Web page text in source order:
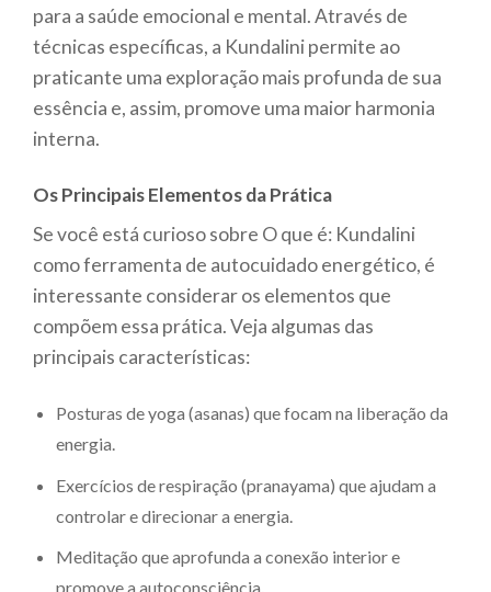
para a saúde emocional e mental. Através de
técnicas específicas, a Kundalini permite ao
praticante uma exploração mais profunda de sua
essência e, assim, promove uma maior harmonia
interna.
Os Principais Elementos da Prática
Se você está curioso sobre O que é: Kundalini
como ferramenta de autocuidado energético, é
interessante considerar os elementos que
compõem essa prática. Veja algumas das
principais características:
Posturas de yoga (asanas) que focam na liberação da
energia.
Exercícios de respiração (pranayama) que ajudam a
controlar e direcionar a energia.
Meditação que aprofunda a conexão interior e
promove a autoconsciência.